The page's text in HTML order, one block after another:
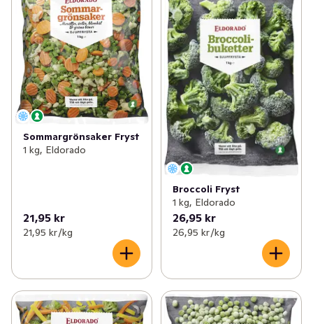
Sommargrönsaker Fryst
1 kg, Eldorado
21,95 kr
21,95 kr /kg
Broccoli Fryst
1 kg, Eldorado
26,95 kr
26,95 kr /kg